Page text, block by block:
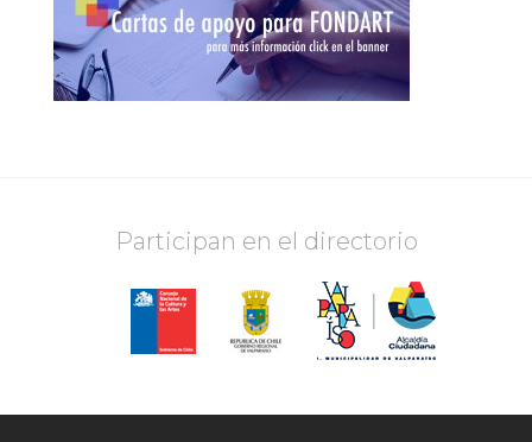
Participan en el directorio